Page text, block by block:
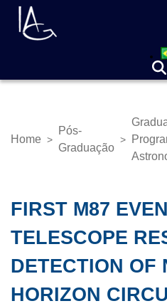
Skip
Breadcrumb
Home >
Pós-
Graduação
>
FIRST M87
TELESCOPE
DETECTION OF
HORIZON